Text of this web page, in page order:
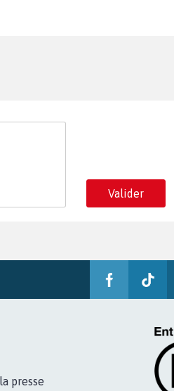
Valider
presse